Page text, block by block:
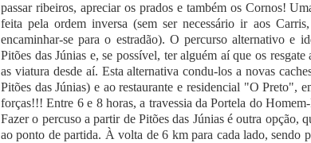
passar ribeiros, apreciar os prados e também os Cornos!
feita pela ordem inversa (sem ser necessário ir aos
encaminhar-se para o estradão). O percurso alternativo e
Pitões das Júnias e, se possível, ter alguém aí que os
as viatura desde aí. Esta alternativa condu-los a novas
Pitões das Júnias) e ao restaurante e residencial "O Preto",
forças!!! Entre 6 e 8 horas, a travessia da Portela do
Fazer o percuso a partir de Pitões das Júnias é outra opção,
ao ponto de partida. À volta de 6 km para cada lado, sendo